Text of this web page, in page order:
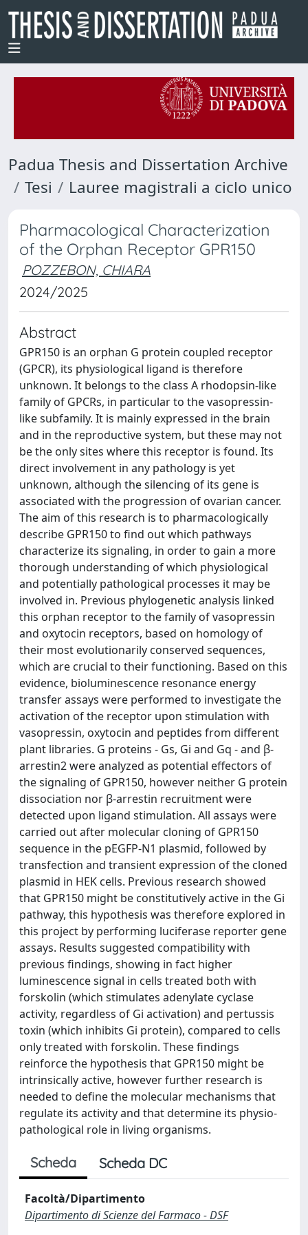
Padua Thesis and Dissertation Archive
Tesi
Lauree magistrali a ciclo unico
Pharmacological Characterization
of the Orphan Receptor GPR150
POZZEBON, CHIARA
2024/2025
Abstract
GPR150 is an orphan G protein coupled receptor
(GPCR), its physiological ligand is therefore
unknown. It belongs to the class A rhodopsin-like
family of GPCRs, in particular to the vasopressin-
like subfamily. It is mainly expressed in the brain
and in the reproductive system, but these may not
be the only sites where this receptor is found. Its
direct involvement in any pathology is yet
unknown, although the silencing of its gene is
associated with the progression of ovarian cancer.
The aim of this research is to pharmacologically
describe GPR150 to find out which pathways
characterize its signaling, in order to gain a more
thorough understanding of which physiological
and potentially pathological processes it may be
involved in. Previous phylogenetic analysis linked
this orphan receptor to the family of vasopressin
and oxytocin receptors, based on homology of
their most evolutionarily conserved sequences,
which are crucial to their functioning. Based on this
evidence, bioluminescence resonance energy
transfer assays were performed to investigate the
activation of the receptor upon stimulation with
vasopressin, oxytocin and peptides from different
plant libraries. G proteins - Gs, Gi and Gq - and β-
arrestin2 were analyzed as potential effectors of
the signaling of GPR150, however neither G protein
dissociation nor β-arrestin recruitment were
detected upon ligand stimulation. All assays were
carried out after molecular cloning of GPR150
sequence in the pEGFP-N1 plasmid, followed by
transfection and transient expression of the cloned
plasmid in HEK cells. Previous research showed
that GPR150 might be constitutively active in the Gi
pathway, this hypothesis was therefore explored in
this project by performing luciferase reporter gene
assays. Results suggested compatibility with
previous findings, showing in fact higher
luminescence signal in cells treated both with
forskolin (which stimulates adenylate cyclase
activity, regardless of Gi activation) and pertussis
toxin (which inhibits Gi protein), compared to cells
only treated with forskolin. These findings
reinforce the hypothesis that GPR150 might be
intrinsically active, however further research is
needed to define the molecular mechanisms that
regulate its activity and that determine its physio-
pathological role in living organisms.
Scheda Scheda DC
Facoltà/Dipartimento
Dipartimento di Scienze del Farmaco - DSF